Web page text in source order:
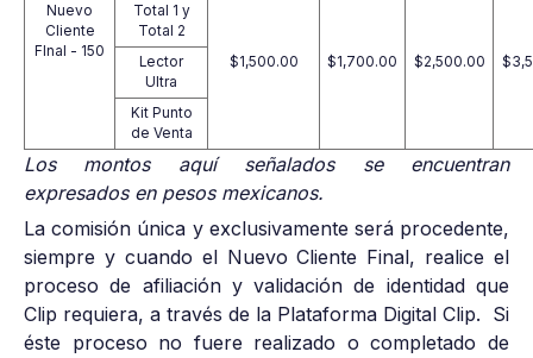
Nuevo
Cliente
FInal - 150
Total 1 y
Total 2
$1,500.00
$1,700.00 $2,500.00
Lector
Ultra
Kit Punto
de Venta
Los montos aquí señalados se encuentran
expresados en pesos mexicanos.
La comisión única y exclusivamente será procedente,
siempre y cuando el Nuevo Cliente Final, realice el
proceso de afiliación y validación de identidad que
Clip requiera, a través de la Plataforma Digital Clip. Si
éste proceso no fuere realizado o completado de